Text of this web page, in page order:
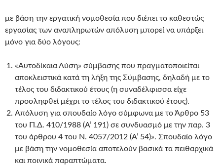
με βάση την εργατική νομοθεσία που διέπει το καθεστώς
εργασίας των αναπληρωτών απόλυση μπορεί να υπάρξει
μόνο για δύο λόγους:
«Αυτοδίκαια Λύση» σύμβασης που πραγματοποιείται
αποκλειστικά κατά τη λήξη της Σύμβασης, δηλαδή με το
τέλος του διδακτικού έτους (η συναδέλφισσα είχε
προσληφθεί μέχρι το τέλος του διδακτικού έτους).
Απόλυση για σπουδαίο λόγο σύμφωνα με το Άρθρο 53
του Π.Δ. 410/1988 (Α’ 191) σε συνδυασμό με την παρ. 3
του άρθρου 4 του Ν. 4057/2012 (Α’ 54)». Σπουδαίο λόγο
με βάση την νομοθεσία αποτελούν βασικά τα πειθαρχικά
και ποινικά παραπτώματα.